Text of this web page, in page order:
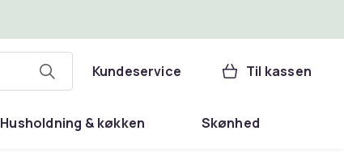
Kundeservice Til kassen
Husholdning & køkken Skønhed